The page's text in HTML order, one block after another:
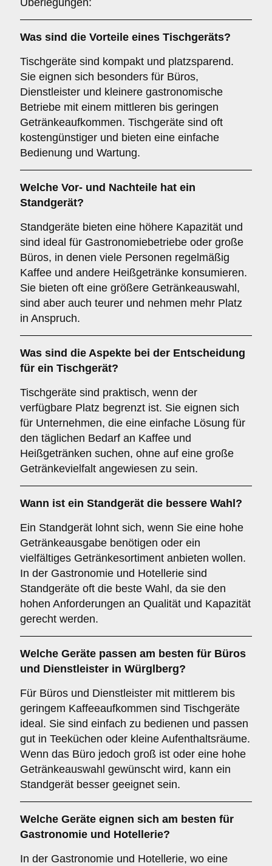
Überlegungen:
Was sind die Vorteile eines Tischgeräts?
Tischgeräte sind kompakt und platzsparend.
Sie eignen sich besonders für Büros,
Dienstleister und kleinere gastronomische
Betriebe mit einem mittleren bis geringen
Getränkeaufkommen. Tischgeräte sind oft
kostengünstiger und bieten eine einfache
Bedienung und Wartung.
Welche Vor- und Nachteile hat ein
Standgerät?
Standgeräte bieten eine höhere Kapazität und
sind ideal für Gastronomiebetriebe oder große
Büros, in denen viele Personen regelmäßig
Kaffee und andere Heißgetränke konsumieren.
Sie bieten oft eine größere Getränkeauswahl,
sind aber auch teurer und nehmen mehr Platz
in Anspruch.
Was sind die Aspekte bei der Entscheidung
für ein Tischgerät?
Tischgeräte sind praktisch, wenn der
verfügbare Platz begrenzt ist. Sie eignen sich
für Unternehmen, die eine einfache Lösung für
den täglichen Bedarf an Kaffee und
Heißgetränken suchen, ohne auf eine große
Getränkevielfalt angewiesen zu sein.
Wann ist ein Standgerät die bessere Wahl?
Ein Standgerät lohnt sich, wenn Sie eine hohe
Getränkeausgabe benötigen oder ein
vielfältiges Getränkesortiment anbieten wollen.
In der Gastronomie und Hotellerie sind
Standgeräte oft die beste Wahl, da sie den
hohen Anforderungen an Qualität und Kapazität
gerecht werden.
Welche Geräte passen am besten für Büros
und Dienstleister in Würglberg?
Für Büros und Dienstleister mit mittlerem bis
geringem Kaffeeaufkommen sind Tischgeräte
ideal. Sie sind einfach zu bedienen und passen
gut in Teeküchen oder kleine Aufenthaltsräume.
Wenn das Büro jedoch groß ist oder eine hohe
Getränkeauswahl gewünscht wird, kann ein
Standgerät besser geeignet sein.
Welche Geräte eignen sich am besten für
Gastronomie und Hotellerie?
In der Gastronomie und Hotellerie, wo eine